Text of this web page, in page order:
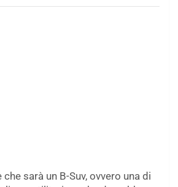
sarà un B-Suv, ovvero una di